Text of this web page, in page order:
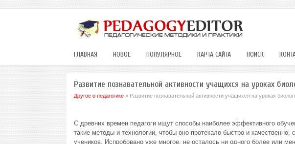
ГЛАВНАЯ НОВОЕ ПОПУЛЯРНОЕ КАРТА САЙТА ПОИСК
Развитие познавательной активности учащихся на уроках
Другое о педагогике» Развитие познавательной активности учащихся на уроках
С древних времен педагоги ищут способы наиболее эффективного
такие методы и технологии, чтобы оно протекало быстро и
учеников. Испробовано уже многое, не осталось ни одного более или